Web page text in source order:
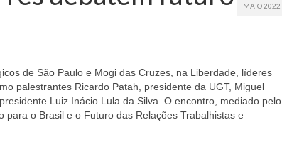
MAIO 2022
de São Paulo e Mogi das Cruzes, na Liberdade, líderes
palestrantes Ricardo Patah, presidente da UGT, Miguel
Luiz Inácio Lula da Silva. O encontro, mediado pelo
para o Brasil e o Futuro das Relações Trabalhistas e